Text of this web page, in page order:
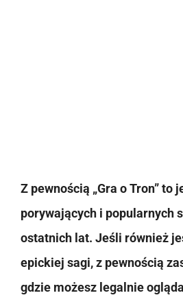
Z pewnością „Gra o Tron” to
porywających i popularnych
ostatnich lat. Jeśli również
epickiej sagi, z pewnością
gdzie możesz legalnie